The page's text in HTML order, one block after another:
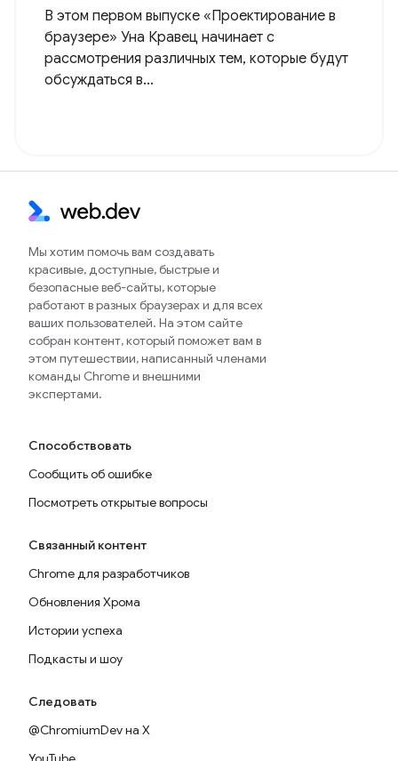
В этом первом выпуске «Проектирование в
браузере» Уна Кравец начинает с
рассмотрения различных тем, которые будут
обсуждаться в...
Мы хотим помочь вам создавать
красивые, доступные, быстрые и
безопасные веб-сайты, которые
работают в разных браузерах и для всех
ваших пользователей. На этом сайте
собран контент, который поможет вам в
этом путешествии, написанный членами
команды Chrome и внешними
экспертами.
Способствовать
Сообщить об ошибке
Посмотреть открытые вопросы
Связанный контент
Chrome для разработчиков
Обновления Хрома
Истории успеха
Подкасты и шоу
Следовать
@ChromiumDev на X